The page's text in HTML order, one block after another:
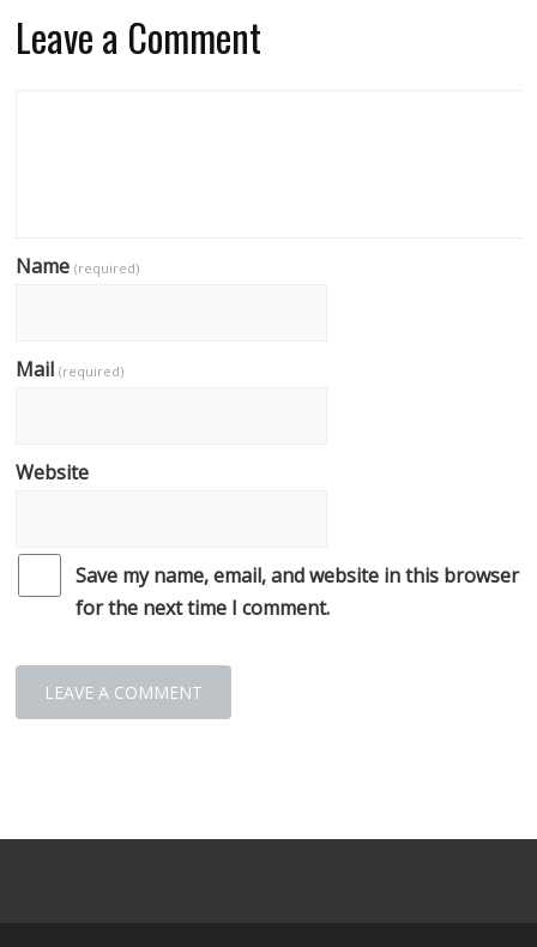
Leave a Comment
Name(required)
Mail(required)
Website
Save my name, email, and website in this browser
for the next time I comment.